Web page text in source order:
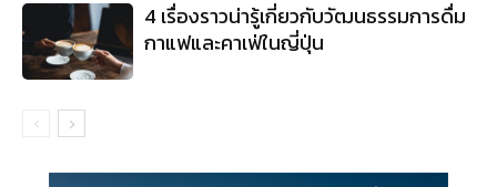
4 เรื่องราวน่ารู้เกี่ยวกับวัฒนธรรมการดื่ม
กาแฟและคาเฟ่ในญี่ปุ่น